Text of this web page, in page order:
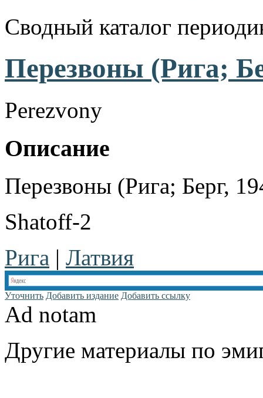
Сводный каталог
Перезвоны (Рига;
Perezvony
Описание
Перезвоны (Рига; Берг,
Shatoff-2
Рига | Латвия
Уточнить Добавить издание Добавить ссылку
Ad notam
Другие материалы по